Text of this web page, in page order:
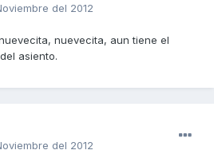
del 2012
nuevecita, aun tiene el
asiento.
del 2012